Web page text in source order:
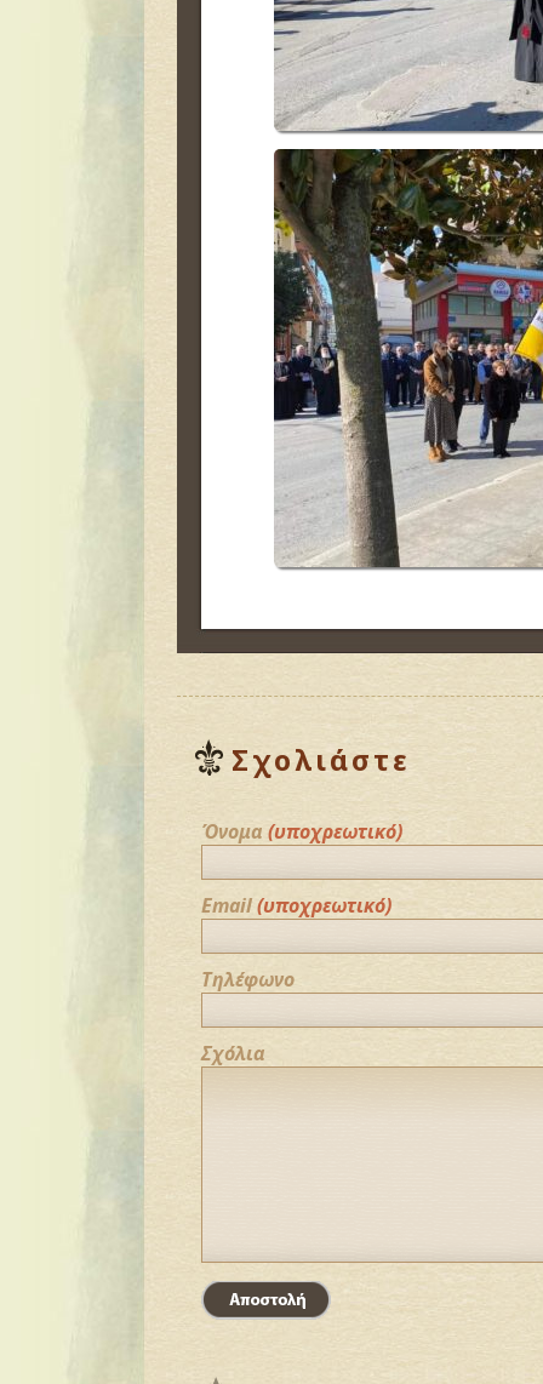
Σχολιάστε
Όνομα (υποχρεωτικό)
Email(υποχρεωτικό)
Τηλέφωνο
Σχόλια